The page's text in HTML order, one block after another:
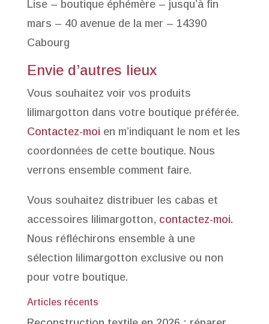
Lise – boutique éphémère – jusqu’à fin
mars – 40 avenue de la mer – 14390
Cabourg
Envie d’autres lieux
Vous souhaitez voir vos produits
lilimargotton dans votre boutique préférée.
Contactez-moi en m’indiquant le nom et les
coordonnées de cette boutique. Nous
verrons ensemble comment faire.
Vous souhaitez distribuer les cabas et
accessoires lilimargotton, contactez-moi.
Nous réfléchirons ensemble à une
sélection lilimargotton exclusive ou non
pour votre boutique.
Articles récents